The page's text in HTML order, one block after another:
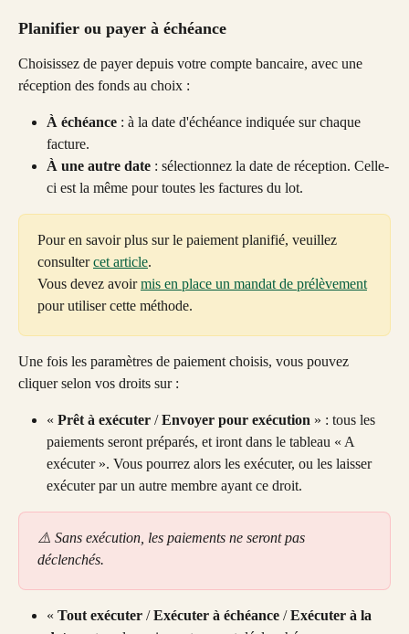
Planifier ou payer à échéance
Choisissez de payer depuis votre compte bancaire, avec une
réception des fonds au choix :
À échéance : à la date d'échéance indiquée sur chaque
facture.
À une autre date : sélectionnez la date de réception. Celle-
ci est la même pour toutes les factures du lot.
Pour en savoir plus sur le paiement planifié, veuillez
consulter cet article.
Vous devez avoir mis en place un mandat de prélèvement
pour utiliser cette méthode.
Une fois les paramètres de paiement choisis, vous pouvez
cliquer selon vos droits sur :
« Prêt à exécuter / Envoyer pour exécution » : tous les
paiements seront préparés, et iront dans le tableau « A
exécuter ». Vous pourrez alors les exécuter, ou les laisser
exécuter par un autre membre ayant ce droit.
⚠️ Sans exécution, les paiements ne seront pas
déclenchés.
« Tout exécuter / Exécuter à échéance / Exécuter à la